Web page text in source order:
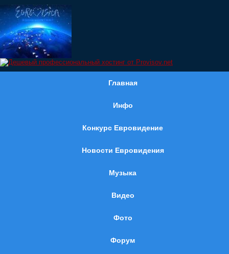
Главная
Инфо
Конкурс Евровидение
Новости Евровидения
Музыка
Видео
Фото
Форум